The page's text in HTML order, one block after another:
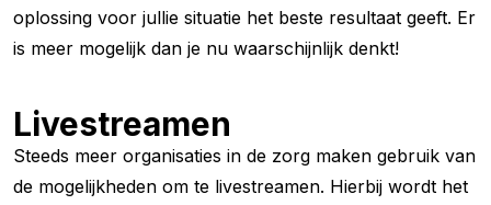
oplossing voor jullie situatie het beste resultaat geeft. Er
is meer mogelijk dan je nu waarschijnlijk denkt!
Livestreamen
Steeds meer organisaties in de zorg maken gebruik van
de mogelijkheden om te livestreamen. Hierbij wordt het